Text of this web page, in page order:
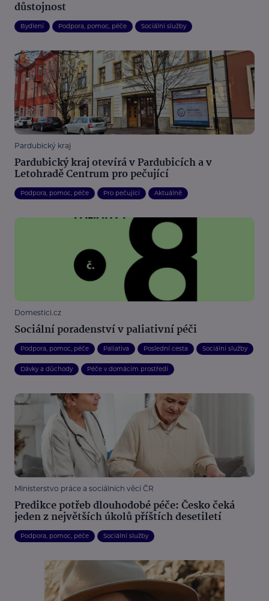
důstojnost
Bydlení Podpora, pomoc, péče Sociální služby
Pardubický kraj
Pardubický kraj otevírá v Pardubicích a v
Letohradě Centrum pro pečující
Podpora, pomoc, péče Pro pečující Aktuálně
Domestici.cz
Sociální poradenství v paliativní péči
Podpora, pomoc, péče Paliativa Poslední cesta Sociální služby
Dávky a důchody Péče v domácím prostředí
Ministerstvo práce a sociálních věcí ČR
Predikce potřeb dlouhodobé péče: Česko čeká
jeden z největších úkolů příštích desetiletí
Podpora, pomoc, péče Sociální služby